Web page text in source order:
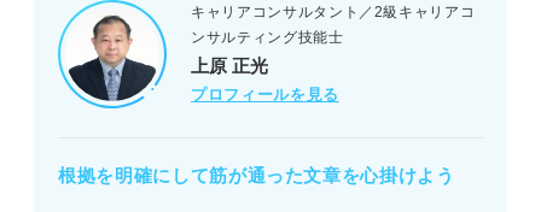
キャリアコンサルタント／2級キャリアコ
ンサルティング技能士
上原 正光
プロフィールを見る
根拠を明確にして筋が通った文章を心掛けよう